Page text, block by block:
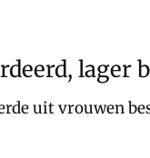
lager
uit vrouwen